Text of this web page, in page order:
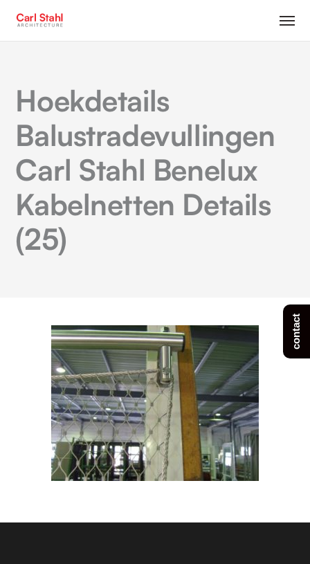
Hoekdetails
Balustradevullingen
Carl Stahl Benelux
Kabelnetten Details
(25)
contact